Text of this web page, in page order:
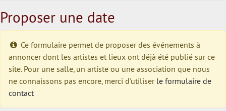
Proposer une date
Ce formulaire permet de proposer des événements à
annoncer dont les artistes et lieux ont déjà été publié sur ce
site. Pour une salle, un artiste ou une association que nous
ne connaissons pas encore, merci d'utiliser le formulaire de
contact